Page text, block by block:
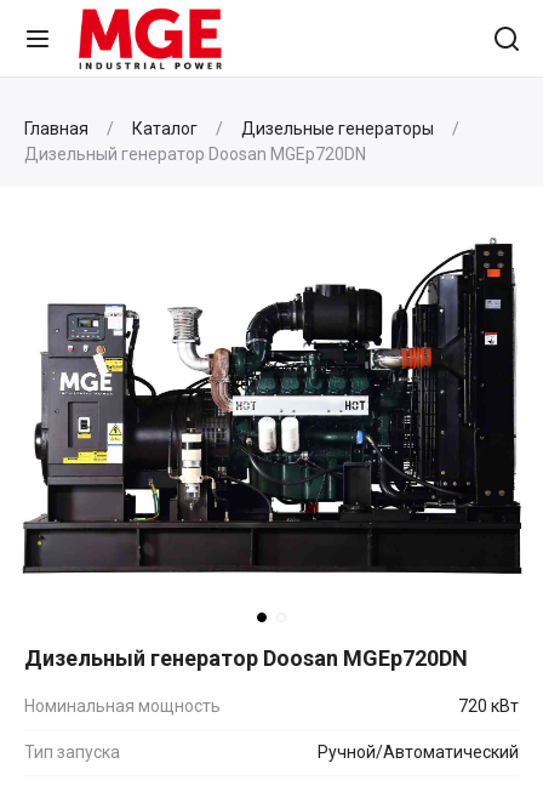
Главная Каталог
Дизельные генераторы
Дизельный генератор Doosan MGEp720DN
Дизельный генератор Doosan MGEp720DN
Номинальная мощность 720 кВт
Тип запуска Ручной/Автоматический